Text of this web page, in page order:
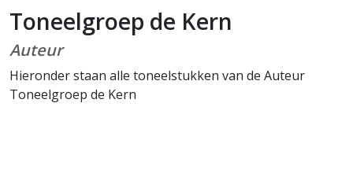
Toneelgroep de Kern
Auteur
Hieronder staan alle toneelstukken van de Auteur
Toneelgroep de Kern